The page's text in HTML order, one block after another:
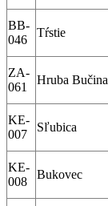
BB-
046
Tŕstie
ZA-
061
Hruba Bučina
KE-
007
Sľubica
KE-
008
Bukovec